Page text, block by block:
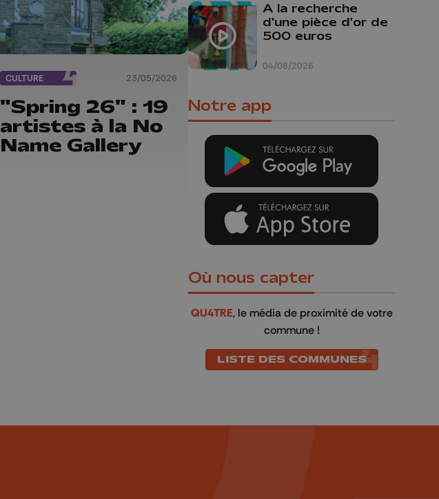
CULTURE 23/05/2026
"Spring 26" : 19
artistes à la No
Name Gallery
04/08/2026
A la recherche
d'une pièce d'or de
500 euros
Notre app
Où nous capter
QU4TRE, le média de proximité de votre
commune !
LISTE DES COMMUNES